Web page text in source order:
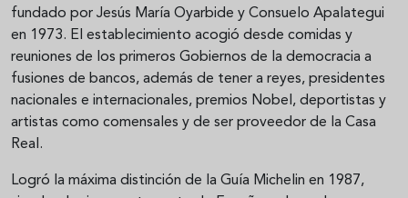
fundado por Jesús María Oyarbide y Consuelo Apalategui
en 1973. El establecimiento acogió desde comidas y
reuniones de los primeros Gobiernos de la democracia a
fusiones de bancos, además de tener a reyes, presidentes
nacionales e internacionales, premios Nobel, deportistas y
artistas como comensales y de ser proveedor de la Casa
Real.
Logró la máxima distinción de la Guía Michelin en 1987,